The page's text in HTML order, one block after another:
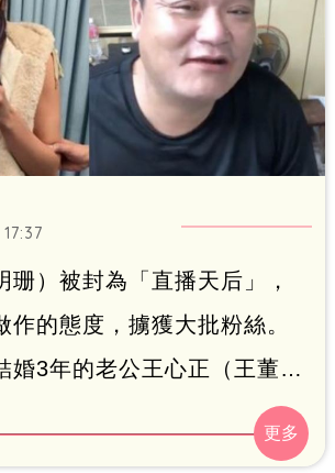
珊）被封為「直播天后」，
作的態度，擄獲大批粉絲。
婚3年的老公王心正（王董）
妹更開設新粉專「樓頂揪樓
）更新影片，丟爸透露相當